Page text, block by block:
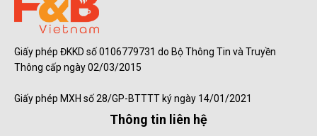
Giấy phép ĐKKD số 0106779731 do Bộ Thông Tin và Truyền
Thông cấp ngày 02/03/2015
Giấy phép MXH số 28/GP-BTTTT ký ngày 14/01/2021
Thông tin liên hệ